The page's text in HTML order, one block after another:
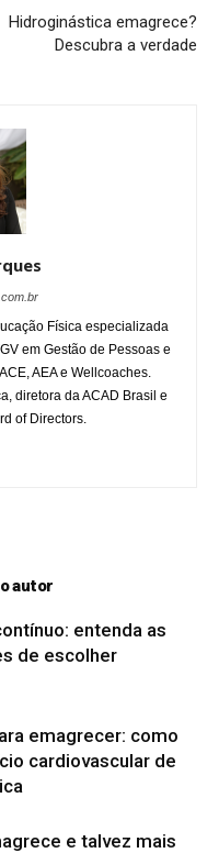
Hidroginástica emagrece?
Descubra a verdade
Física especializada
em Gestão de Pessoas e
AEA e Wellcoaches.
diretora da ACAD Brasil e
of Directors.
autor
entenda as
de escolher
emagrecer: como
cardiovascular de
e talvez mais